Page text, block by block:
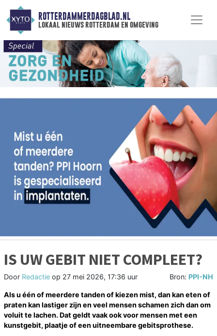
ROTTERDAMMERDAGBLAD.NL
lokaal nieuws rotterdam en omgeving
IS UW GEBIT NIET COMPLEET?
Door Redactie op 27 mei 2026, 17:36 uur Bron: PPI-NH
Als u één of meerdere tanden of kiezen mist, dan kan eten of
praten kan lastiger zijn en veel mensen schamen zich dan om
voluit te lachen. Dat geldt vaak ook voor mensen met een
kunstgebit, plaatje of een uitneembare gebitsprothese.